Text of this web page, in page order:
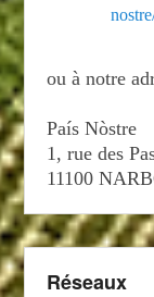
ou à notre
País Nòstre
1, rue des
11100
Réseaux